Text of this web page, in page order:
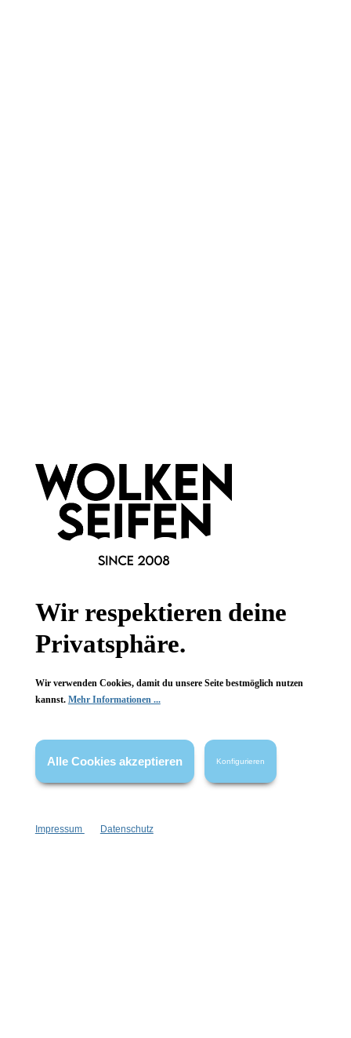
Informationen
Gesetzliche Informationen
FAQ
* Alle Preise inkl. gesetzl. Mehrwertsteuer zzgl. Versandkosten
wenn nicht anders angegeben.
Wir respektieren deine
Privatsphäre.
Wir verwenden Cookies, damit du unsere Seite bestmöglich nutzen
kannst. Mehr Informationen ...
Alle Cookies akzeptieren Konfigurieren
Impressum Datenschutz